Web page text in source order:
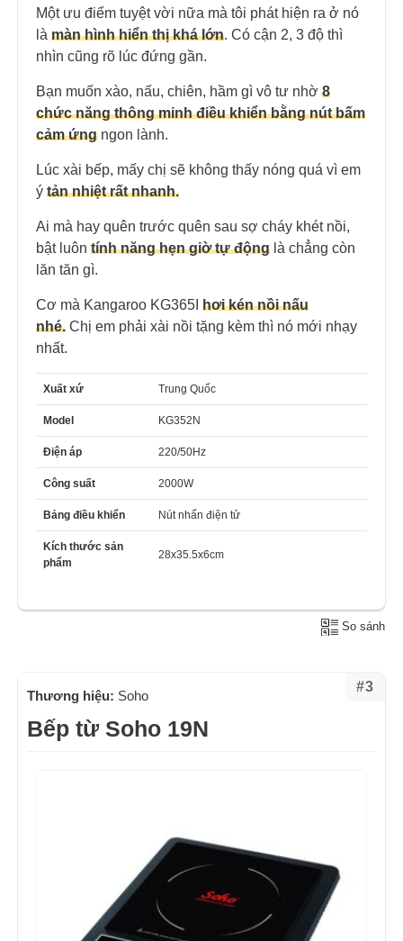
Một ưu điểm tuyệt vời nữa mà tôi phát hiện ra ở nó
là màn hình hiển thị khá lớn. Có cận 2, 3 độ thì
nhìn cũng rõ lúc đứng gần.
Bạn muốn xào, nấu, chiên, hầm gì vô tư nhờ 8
chức năng thông minh điều khiển bằng nút bấm
cảm ứng ngon lành.
Lúc xài bếp, mấy chị sẽ không thấy nóng quá vì em
ý tản nhiệt rất nhanh.
Ai mà hay quên trước quên sau sợ cháy khét nồi,
bật luôn tính năng hẹn giờ tự động là chẳng còn
lăn tăn gì.
Cơ mà Kangaroo KG365I hơi kén nồi nấu
nhé. Chị em phải xài nồi tặng kèm thì nó mới nhạy
nhất.
Xuất xứ Trung Quốc
Model KG352N
Điện áp 220/50Hz
Công suất 2000W
Bảng điều khiển Nút nhấn điện tử
Kích thước sản
phẩm
28x35.5x6cm
So sánh
#3
Thương hiệu: Soho
Bếp từ Soho 19N